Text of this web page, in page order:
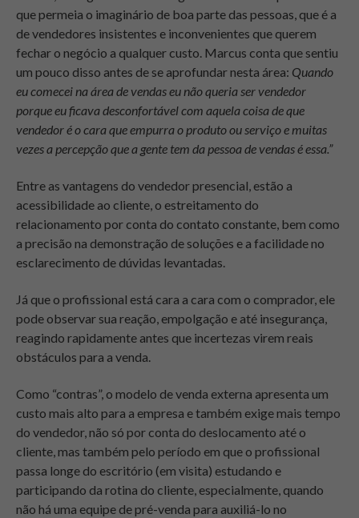
que permeia o imaginário de boa parte das pessoas, que é a
de vendedores insistentes e inconvenientes que querem
fechar o negócio a qualquer custo. Marcus conta que sentiu
um pouco disso antes de se aprofundar nesta área: Quando
eu comecei na área de vendas eu não queria ser vendedor
porque eu ficava desconfortável com aquela coisa de que
vendedor é o cara que empurra o produto ou serviço e muitas
vezes a percepção que a gente tem da pessoa de vendas é essa.”
Entre as vantagens do vendedor presencial, estão a
acessibilidade ao cliente, o estreitamento do
relacionamento por conta do contato constante, bem como
a precisão na demonstração de soluções e a facilidade no
esclarecimento de dúvidas levantadas.
Já que o profissional está cara a cara com o comprador, ele
pode observar sua reação, empolgação e até insegurança,
reagindo rapidamente antes que incertezas virem reais
obstáculos para a venda.
Como “contras”, o modelo de venda externa apresenta um
custo mais alto para a empresa e também exige mais tempo
do vendedor, não só por conta do deslocamento até o
cliente, mas também pelo período em que o profissional
passa longe do escritório (em visita) estudando e
participando da rotina do cliente, especialmente, quando
não há uma equipe de pré-venda para auxiliá-lo no